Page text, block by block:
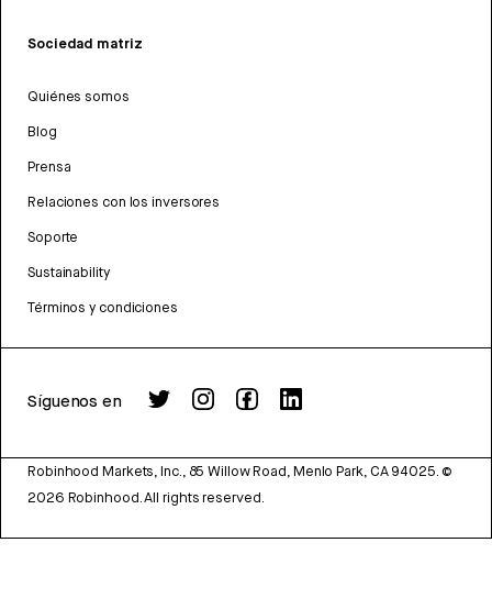
Sociedad matriz
Quiénes somos
Blog
Prensa
Relaciones con los inversores
Soporte
Sustainability
Términos y condiciones
Síguenos en
Robinhood Markets, Inc., 85 Willow Road, Menlo Park, CA 94025. ©
2026 Robinhood. All rights reserved.